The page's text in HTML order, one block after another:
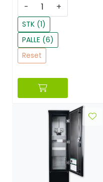
- +
STK (1)
PALLE (6)
Reset